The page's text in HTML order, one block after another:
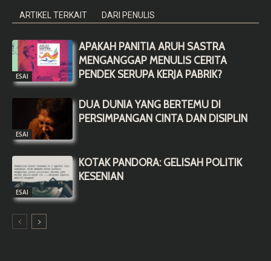
ARTIKEL TERKAIT DARI PENULIS
ESAI
APAKAH PANITIA ARUH SASTRA
MENGANGGAP MENULIS CERITA
PENDEK SERUPA KERJA PABRIK?
ESAI
DUA DUNIA YANG BERTEMU DI
PERSIMPANGAN CINTA DAN DISIPLIN
ESAI
KOTAK PANDORA: GELISAH POLITIK
KESENIAN